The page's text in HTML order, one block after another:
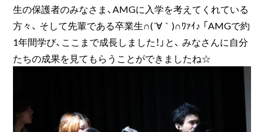
生の保護者のみなさま、AMGに入学を考えてくれている
方々、 そして先輩である卒業生∩(´∀｀)∩ﾜｧｲ♪ 「AMGで約
1年間学び、ここまで成長しました！」と、 みなさんに自分
たちの成果を見てもらうことができましたね☆